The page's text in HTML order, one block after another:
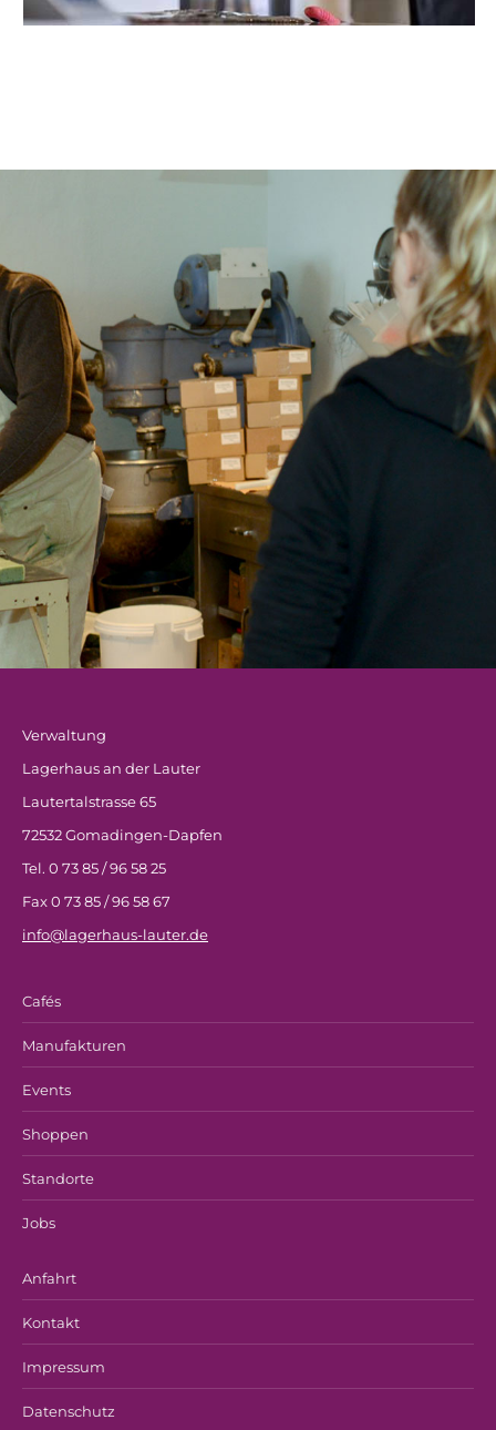
Verwaltung
Lagerhaus an der Lauter
Lautertalstrasse 65
72532 Gomadingen-Dapfen
Tel. 0 73 85 / 96 58 25
Fax 0 73 85 / 96 58 67
info@lagerhaus-lauter.de
Cafés
Manufakturen
Events
Shoppen
Standorte
Jobs
Anfahrt
Kontakt
Impressum
Datenschutz